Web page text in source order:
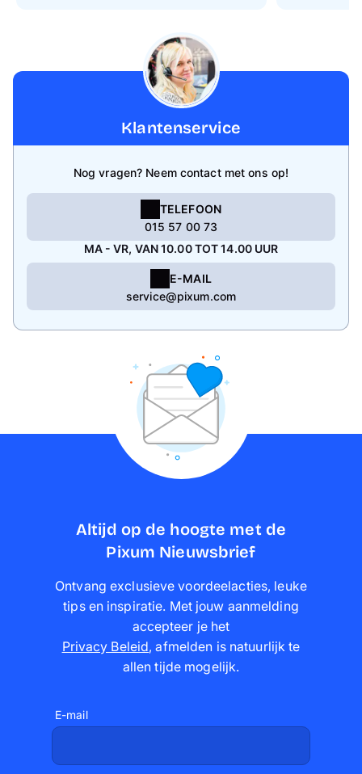
Klantenservice
Nog vragen? Neem contact met ons op!
TELEFOON
015 57 00 73
MA - VR, VAN 10.00 TOT 14.00 UUR
E-MAIL
service@pixum.com
Altijd op de hoogte met de
Pixum Nieuwsbrief
Ontvang exclusieve voordeelacties, leuke
tips en inspiratie. Met jouw aanmelding
accepteer je het
Privacy Beleid,afmelden is natuurlijk te
allen tijde mogelijk.
E-mail